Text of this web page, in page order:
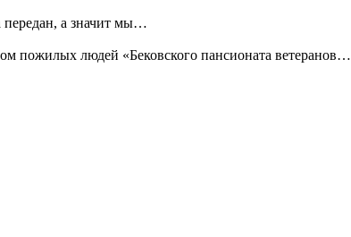
передан, а значит мы…
пожилых людей «Бековского пансионата ветеранов…